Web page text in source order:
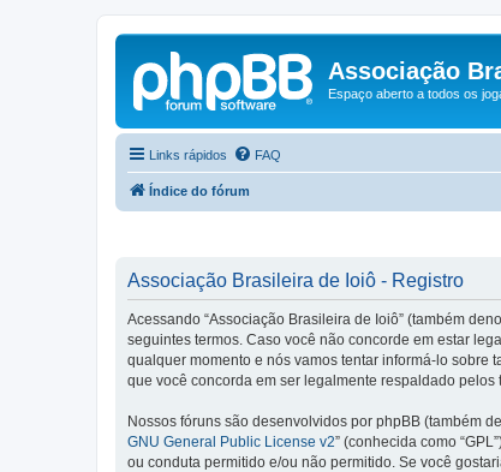
Associação
Espaço aberto a todos os
Links rápidos FAQ
Índice do fórum
Associação Brasileira de Ioiô - Registro
Acessando “Associação Brasileira de Ioiô” (também
seguintes termos. Caso você não concorde em estar
qualquer momento e nós vamos tentar informá-lo sobre
que você concorda em ser legalmente respaldado
Nossos fóruns são desenvolvidos por phpBB (também
GNU General Public License v2” (conhecida como
ou conduta permitido e/ou não permitido. Se você